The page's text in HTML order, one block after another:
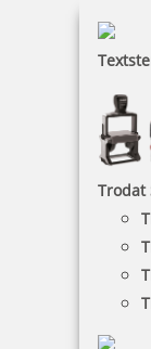
Trodat
Rund
Runde
60 mm
runden
werden. Sie
die mit 600
Abdruck
NACH